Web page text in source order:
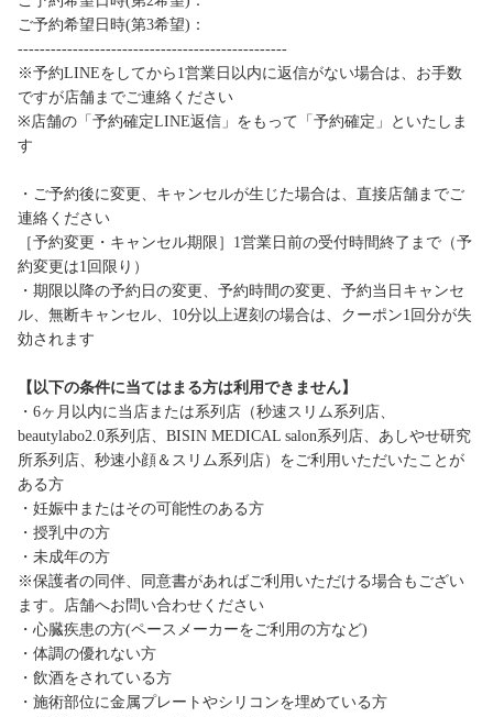
ご予約希望日時(第3希望)：
-------------------------------------------------
※予約LINEをしてから1営業日以内に返信がない場合は、お手数
ですが店舗までご連絡ください
※店舗の「予約確定LINE返信」をもって「予約確定」といたしま
す
・ご予約後に変更、キャンセルが生じた場合は、直接店舗までご
連絡ください
［予約変更・キャンセル期限］1営業日前の受付時間終了まで（予
約変更は1回限り）
・期限以降の予約日の変更、予約時間の変更、予約当日キャンセ
ル、無断キャンセル、10分以上遅刻の場合は、クーポン1回分が失
効されます
【以下の条件に当てはまる方は利用できません】
・6ヶ月以内に当店または系列店（秒速スリム系列店、
beautylabo2.0系列店、BISIN MEDICAL salon系列店、あしやせ研究
所系列店、秒速小顔＆スリム系列店）をご利用いただいたことが
ある方
・妊娠中またはその可能性のある方
・授乳中の方
・未成年の方
※保護者の同伴、同意書があればご利用いただける場合もござい
ます。店舗へお問い合わせください
・心臓疾患の方(ペースメーカーをご利用の方など)
・体調の優れない方
・飲酒をされている方
・施術部位に金属プレートやシリコンを埋めている方